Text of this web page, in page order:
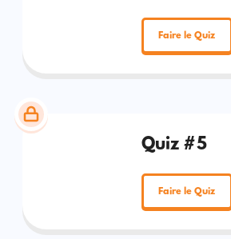
Faire le Quiz
Quiz #5
Faire le Quiz